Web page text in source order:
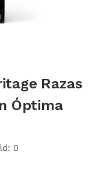
Razas
Óptima
0